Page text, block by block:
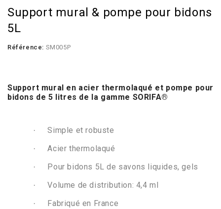
Support mural & pompe pour bidons
5L
Référence: SM005P
Support mural en acier thermolaqué et pompe pour
bidons de 5 litres de la gamme SORIFA®
· Simple et robuste
· Acier thermolaqué
· Pour bidons 5L de savons liquides, gels
· Volume de distribution: 4,4 ml
· Fabriqué en France